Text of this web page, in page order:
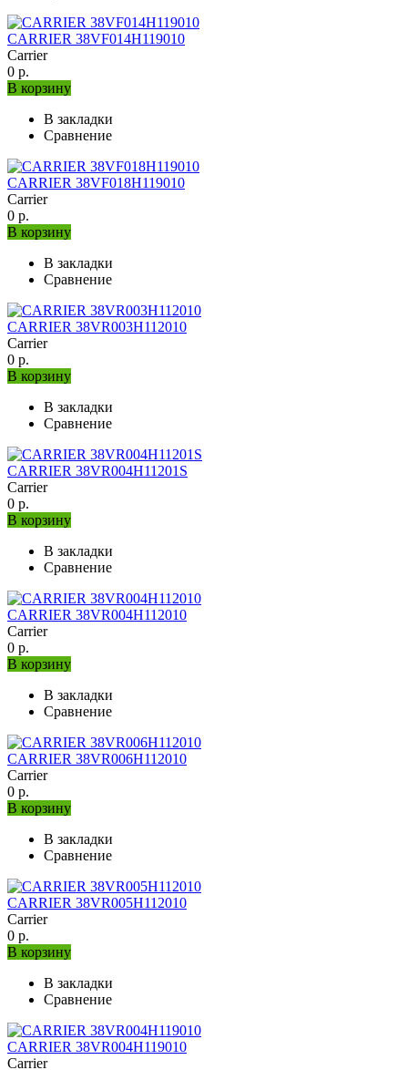
CARRIER 38VF014H119010
Carrier
0 р.
В корзину
В закладки
Сравнение
CARRIER 38VF018H119010
Carrier
0 р.
В корзину
В закладки
Сравнение
CARRIER 38VR003H112010
Carrier
0 р.
В корзину
В закладки
Сравнение
CARRIER 38VR004H11201S
Carrier
0 р.
В корзину
В закладки
Сравнение
CARRIER 38VR004H112010
Carrier
0 р.
В корзину
В закладки
Сравнение
CARRIER 38VR006H112010
Carrier
0 р.
В корзину
В закладки
Сравнение
CARRIER 38VR005H112010
Carrier
0 р.
В корзину
В закладки
Сравнение
CARRIER 38VR004H119010
Carrier